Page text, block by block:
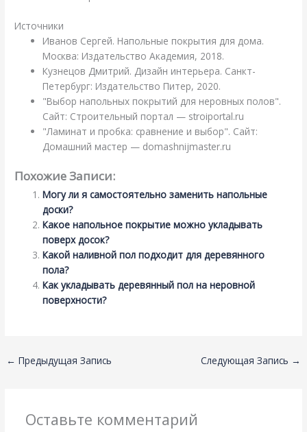
Источники
Иванов Сергей. Напольные покрытия для дома.
Москва: Издательство Академия, 2018.
Кузнецов Дмитрий. Дизайн интерьера. Санкт-
Петербург: Издательство Питер, 2020.
"Выбор напольных покрытий для неровных полов".
Сайт: Строительный портал — stroiportal.ru
"Ламинат и пробка: сравнение и выбор". Сайт:
Домашний мастер — domashnijmaster.ru
Похожие Записи:
Могу ли я самостоятельно заменить напольные
доски?
Какое напольное покрытие можно укладывать
поверх досок?
Какой наливной пол подходит для деревянного
пола?
Как укладывать деревянный пол на неровной
поверхности?
← Предыдущая Запись Следующая Запись →
Оставьте комментарий